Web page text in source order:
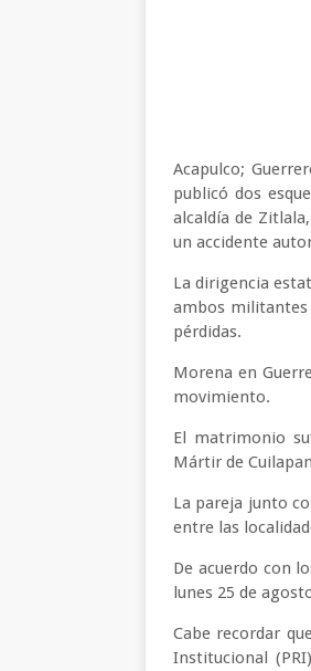
Acapulco;
publicó dos
alcaldía de
un accidente
La dirigencia
ambos militantes
pérdidas.
Morena en
movimiento.
El matrimonio
Mártir de
La pareja junto
entre las
De acuerdo con
lunes 25 de
Cabe recordar
Institucional